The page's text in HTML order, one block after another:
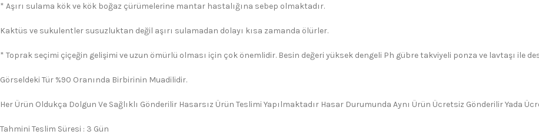
* Aşırı sulama kök ve kök boğaz çürümelerine mantar hastalığına sebep olmaktadır.
Kaktüs ve sukulentler susuzluktan değil aşırı sulamadan dolayı kısa zamanda ölürler.
* Toprak seçimi çiçeğin gelişimi ve uzun ömürlü olması için çok önemlidir. Besin değeri yüksek dengeli Ph gübre takviyeli ponza ve lavtaşı ile
Görseldeki Tür %90 Oranında Birbirinin Muadilidir.
Her Ürün Oldukça Dolgun Ve Sağlıklı Gönderilir Hasarsız Ürün Teslimi Yapılmaktadır Hasar Durumunda Aynı Ürün Ücretsiz Gönderilir Yada
Tahmini Teslim Süresi : 3 Gün